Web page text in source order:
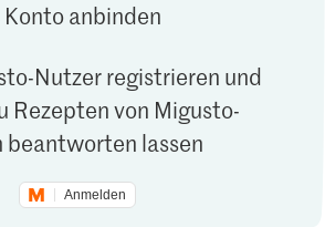
Konto anbinden
Nutzer registrieren und
Rezepten von Migusto-
beantworten lassen
Anmelden